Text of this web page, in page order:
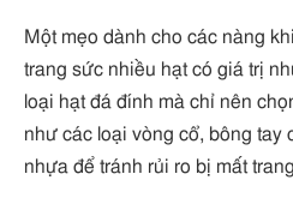
Một mẹo dành cho các nàng
trang sức nhiều hạt có giá trị
loại hạt đá đính mà chỉ nên
như các loại vòng cổ, bông tay
nhựa để tránh rủi ro bị mất